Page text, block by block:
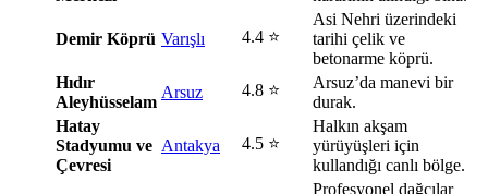
Demir Köprü Varışlı 4.4 ⭐
Asi Nehri üzerindeki
tarihi çelik ve
betonarme köprü.
Hıdır
Aleyhüsselam
Arsuz 4.8 ⭐
Arsuz’da manevi bir
durak.
Hatay
Stadyumu ve
Çevresi
Antakya 4.5 ⭐
Halkın akşam
yürüyüşleri için
kullandığı canlı bölge.
Profesyonel dağcılar